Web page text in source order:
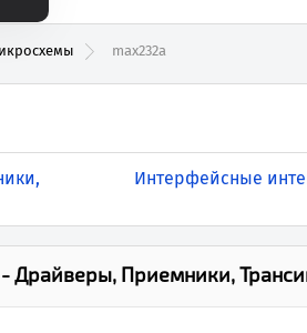
max232a
Интерфейсные
Драйверы, Приемники,